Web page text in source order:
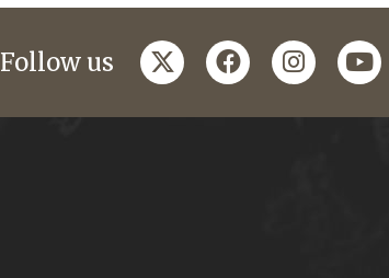
Follow us twitterfacebook